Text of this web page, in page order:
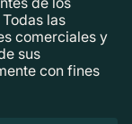
las
comerciales y
sus
con fines